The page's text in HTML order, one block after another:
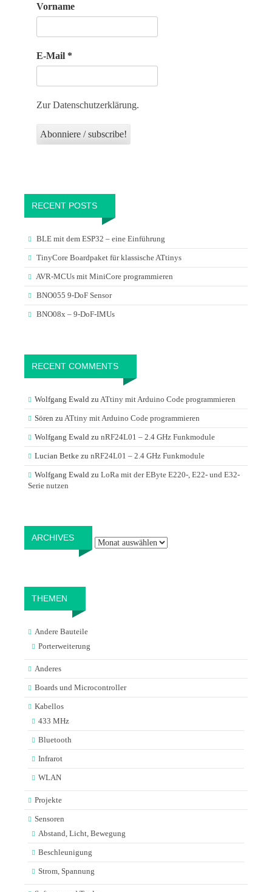
Vorname
E-Mail *
Zur Datenschutzerklärung.
RECENT POSTS
BLE mit dem ESP32 – eine Einführung
TinyCore Boardpaket für klassische ATtinys
AVR-MCUs mit MiniCore programmieren
BNO055 9-DoF Sensor
BNO08x – 9-DoF-IMUs
RECENT COMMENTS
Wolfgang Ewald zu ATtiny mit Arduino Code programmieren
Sören zu ATtiny mit Arduino Code programmieren
Wolfgang Ewald zu nRF24L01 – 2.4 GHz Funkmodule
Lucian Betke zu nRF24L01 – 2.4 GHz Funkmodule
Wolfgang Ewald zu LoRa mit der EByte E220-, E22- und E32-
Serie nutzen
ARCHIVES
THEMEN
Andere Bauteile
Porterweiterung
Anderes
Boards und Microcontroller
Kabellos
433 MHz
Bluetooth
Infrarot
WLAN
Projekte
Sensoren
Abstand, Licht, Bewegung
Beschleunigung
Strom, Spannung